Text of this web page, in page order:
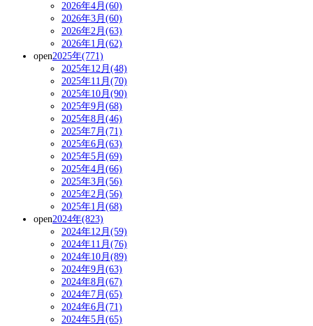
2026年4月(60)
2026年3月(60)
2026年2月(63)
2026年1月(62)
open2025年(771)
2025年12月(48)
2025年11月(70)
2025年10月(90)
2025年9月(68)
2025年8月(46)
2025年7月(71)
2025年6月(63)
2025年5月(69)
2025年4月(66)
2025年3月(56)
2025年2月(56)
2025年1月(68)
open2024年(823)
2024年12月(59)
2024年11月(76)
2024年10月(89)
2024年9月(63)
2024年8月(67)
2024年7月(65)
2024年6月(71)
2024年5月(65)